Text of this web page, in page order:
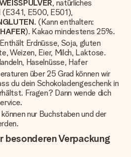
, natürliches
E500, E501),
. (Kann enthalten:
HAFER). Kakao mindestens 25%.
Enthält Erdnüsse, Soja, gluten
Weizen, Eier, Milch, Laktose.
Haselnüsse, Hafer
über 25 Grad können wir
du dein Schokoladengeschenk in
Fragen? Dann wende dich
nur Buchstaben und der
besonderen Verpackung